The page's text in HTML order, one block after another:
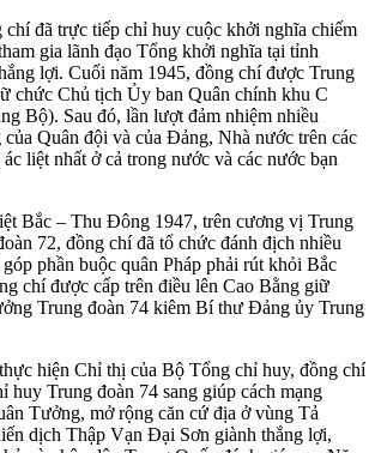
chí đã trực tiếp chỉ huy cuộc khởi nghĩa chiếm
gia lãnh đạo Tổng khởi nghĩa tại tỉnh
lợi. Cuối năm 1945, đồng chí được Trung
chức Chủ tịch Ủy ban Quân chính khu C
Bộ). Sau đó, lần lượt đảm nhiệm nhiều
Quân đội và của Đảng, Nhà nước trên các
liệt nhất ở cả trong nước và các nước bạn
Bắc – Thu Đông 1947, trên cương vị Trung
72, đồng chí đã tổ chức đánh địch nhiều
phần buộc quân Pháp phải rút khỏi Bắc
chí được cấp trên điều lên Cao Bằng giữ
Trung đoàn 74 kiêm Bí thư Đảng ủy Trung
hiện Chỉ thị của Bộ Tổng chỉ huy, đồng chí
huy Trung đoàn 74 sang giúp cách mạng
Tưởng, mở rộng căn cứ địa ở vùng Tả
dịch Thập Vạn Đại Sơn giành thắng lợi,